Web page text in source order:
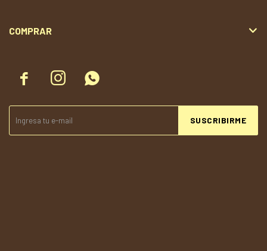
  
SUSCRIBIRME
COMPRAR